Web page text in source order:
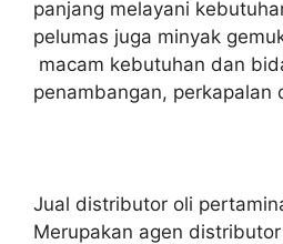
panjang melayani
pelumas juga minyak
macam kebutuhan dan
penambangan, perkapalan
Jual distributor oli
Merupakan agen